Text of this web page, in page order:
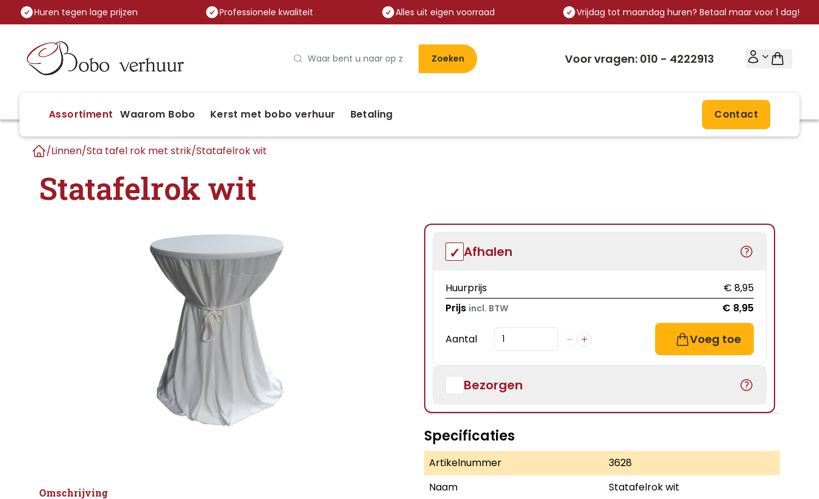
Huren tegen lage prijzen Professionele kwaliteit Alles uit eigen voorraad Vrijdag tot maandag huren? Betaal maar voor 1 dag!
Zoeken Voor vragen: 010 - 4222913
Assortiment Waarom Bobo Kerst met bobo verhuur Betaling Contact
/Linnen/Sta tafel rok met strik/Statafelrok wit
Statafelrok wit
Omschrijving
Afhalen
Huurprijs
€ 8,95
Prijs incl. BTW € 8,95
Aantal Voeg toe
Bezorgen
Specificaties
Artikelnummer
3628
Naam
Statafelrok wit